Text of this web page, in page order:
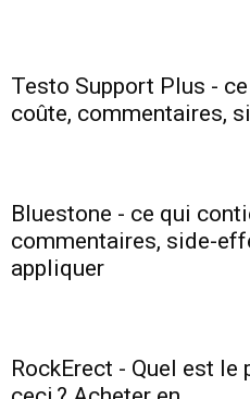
Testo Support Plus -
coûte, commentaires,
Bluestone - ce qui
commentaires, side-
appliquer
RockErect - Quel est le